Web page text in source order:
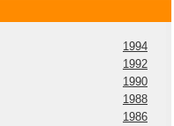
1994
1992
1990
1988
1986